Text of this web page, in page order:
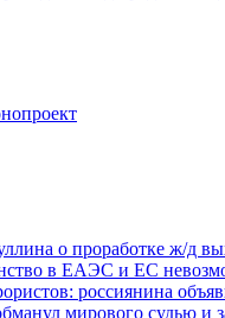
о проработке ж/д
в ЕАЭС и ЕС
россиянина
мирового судью и